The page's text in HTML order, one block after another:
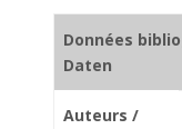
Données
Daten
Auteurs /